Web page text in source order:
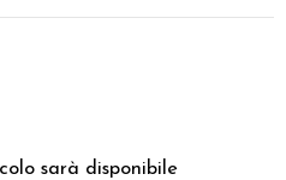
sarà disponibile